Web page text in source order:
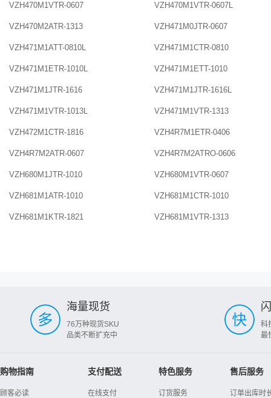
VZH470M1VTR-0607 VZH470M1VTR-0607L
VZH470M2ATR-1313 VZH471M0JTR-0607
VZH471M1ATT-0810L VZH471M1CTR-0810
VZH471M1ETR-1010L VZH471M1ETT-1010
VZH471M1JTR-1616 VZH471M1JTR-1616L
VZH471M1VTR-1013L VZH471M1VTR-1313
VZH472M1CTR-1816 VZH4R7M1ETR-0406
VZH4R7M2ATR-0607 VZH4R7M2ATRO-0606
VZH680M1JTR-1010 VZH680M1VTR-0607
VZH681M1ATR-1010 VZH681M1CTR-1010
VZH681M1KTR-1821 VZH681M1VTR-1313
海量现货
76万种现货SKU
品类不断扩充中
科
最
购物指南
顾客必读
支付配送
在线支付
特色服务
订货服务
售后服务
订单出库时